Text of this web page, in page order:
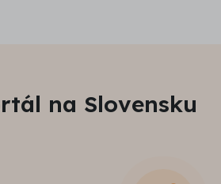
na Slovensku